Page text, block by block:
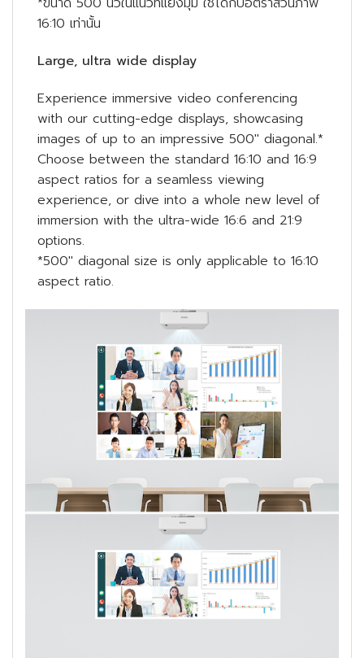
16:10 เท่านั้น
Large, ultra wide display
Experience immersive video conferencing
with our cutting-edge displays, showcasing
images of up to an impressive 500″ diagonal.*
Choose between the standard 16:10 and 16:9
aspect ratios for a seamless viewing
experience, or dive into a whole new level of
immersion with the ultra-wide 16:6 and 21:9
options.
*500″ diagonal size is only applicable to 16:10
aspect ratio.